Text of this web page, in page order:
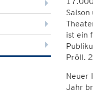
ist ein
Pröll.
Neuer
Jahr